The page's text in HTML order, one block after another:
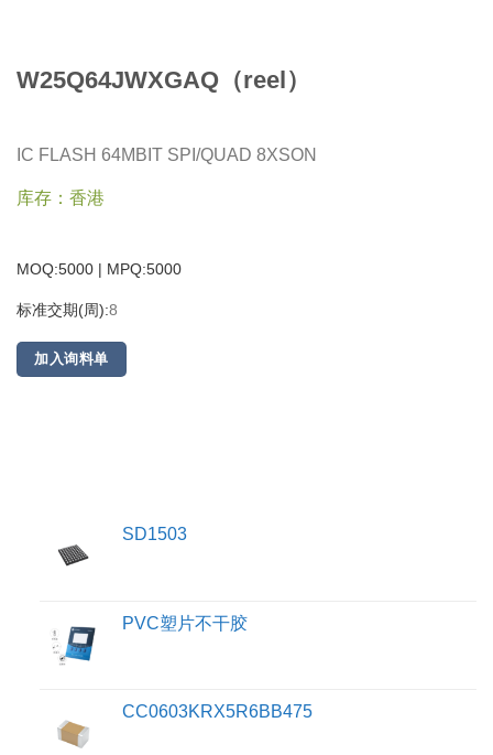
W25Q64JWXGAQ（reel）
IC FLASH 64MBIT SPI/QUAD 8XSON
库存：香港
MOQ:5000 | MPQ:5000
标准交期(周):8
加入询料单
SD1503
PVC塑片不干胶
CC0603KRX5R6BB475